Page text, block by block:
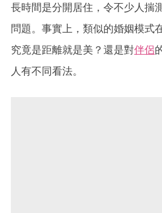
長時間是分開居住，令不少人揣
問題。事實上，類似的婚姻模式
究竟是距離就是美？還是對伴侶
人有不同看法。